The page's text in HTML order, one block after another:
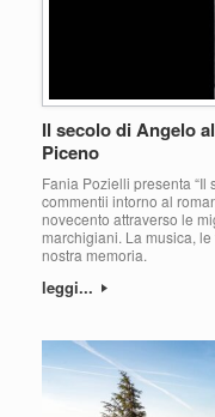
Il secolo di Angelo
Piceno
Fania Pozielli presenta “Il
commentii intorno al
novecento attraverso le
marchigiani. La musica,
nostra memoria.
leggi...